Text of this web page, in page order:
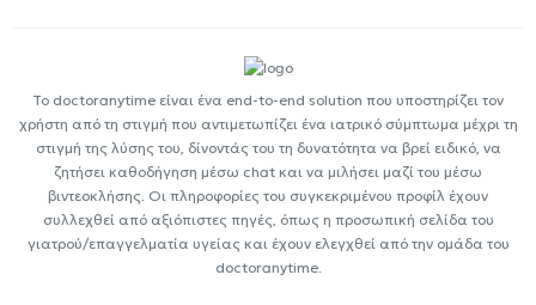
Το doctoranytime είναι ένα end-to-end solution που υποστηρίζει τον
χρήστη από τη στιγμή που αντιμετωπίζει ένα ιατρικό σύμπτωμα μέχρι τη
στιγμή της λύσης του, δίνοντάς του τη δυνατότητα να βρεί ειδικό, να
ζητήσει καθοδήγηση μέσω chat και να μιλήσει μαζί του μέσω
βιντεοκλήσης. Οι πληροφορίες του συγκεκριμένου προφίλ έχουν
συλλεχθεί από αξιόπιστες πηγές, όπως η προσωπική σελίδα του
γιατρού/επαγγελματία υγείας και έχουν ελεγχθεί από την ομάδα του
doctoranytime.